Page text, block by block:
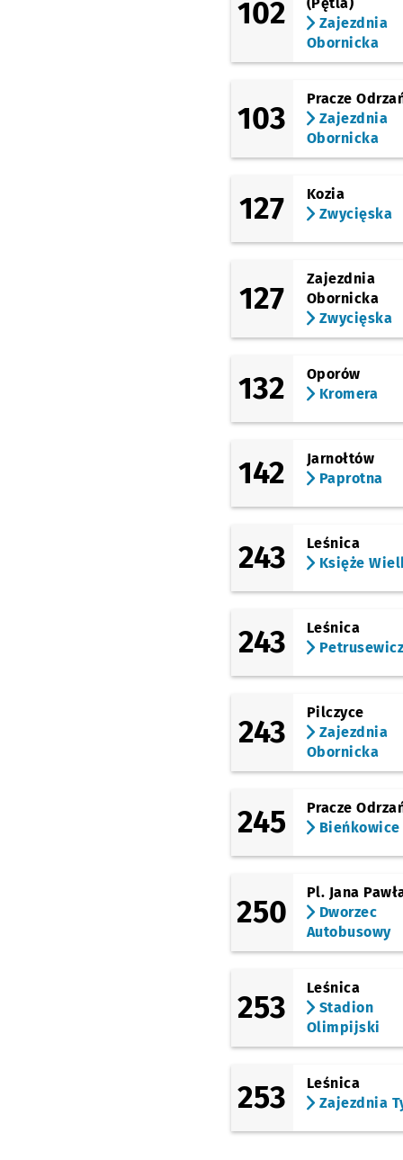
Hynka
Orlińskiego
Na Ostatnim Groszu
Kwiska
Małopanewska
Niedźwiedzia
Szczepin
Inowrocławska
Pl. Solidarności
Pl. Orląt Lwowskich
Piłsudskiego
Dworzec Autobusowy
Borowska (Aquapark)
Petrusewicza
102
Zajezdnia
Obornicka
103
Pracze
Zajezdnia
Obornicka
127
Kozia
Zwycięska
127
Zajezdnia
Obornicka
Zwycięska
132
Oporów
Kromera
142
Jarnołtów
Paprotna
243
Leśnica
Księże
243
Leśnica
243
Pilczyce
Zajezdnia
Obornicka
245
Pracze
Bieńkowice
250
Pl. Jana
Dworzec
Autobusowy
253
Leśnica
Stadion
Olimpijski
253
Leśnica
Zajezdnia